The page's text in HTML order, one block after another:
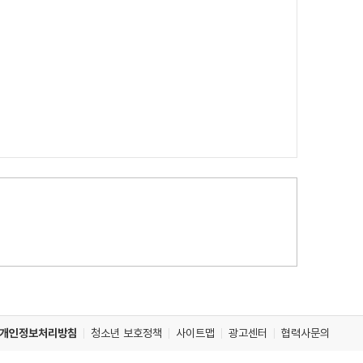
개인정보처리방침 청소년 보호정책 사이트맵 광고센터 협력사문의